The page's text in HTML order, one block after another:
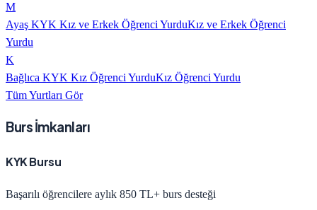
M
Ayaş KYK Kız ve Erkek Öğrenci YurduKız ve Erkek Öğrenci
Yurdu
K
Bağlıca KYK Kız Öğrenci YurduKız Öğrenci Yurdu
Tüm Yurtları Gör
Burs İmkanları
KYK Bursu
Başarılı öğrencilere aylık 850 TL+ burs desteği